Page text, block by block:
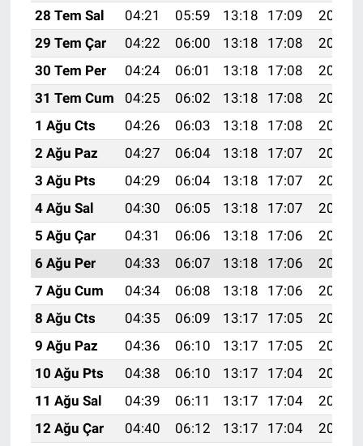
28 Tem Sal
04:21 05:59 13:18 17:09
20:27
29 Tem Çar
04:22 06:00 13:18 17:08
20:26
30 Tem Per
04:24 06:01 13:18 17:08
20:25
31 Tem Cum
04:25 06:02 13:18 17:08
20:25
1 Ağu Cts
04:26 06:03 13:18 17:08
20:24
2 Ağu Paz
04:27 06:04 13:18 17:07
20:23
3 Ağu Pts
04:29 06:04 13:18 17:07
20:22
4 Ağu Sal
04:30 06:05 13:18 17:07
20:21
5 Ağu Çar
04:31 06:06 13:18 17:06
20:20
6 Ağu Per
04:33 06:07 13:18 17:06
20:18
7 Ağu Cum
04:34 06:08 13:18 17:06
20:17
8 Ağu Cts
04:35 06:09 13:17 17:05
20:16
9 Ağu Paz
04:36 06:10 13:17 17:05
20:15
10 Ağu Pts
04:38 06:10 13:17 17:04
20:14
11 Ağu Sal
04:39 06:11 13:17 17:04
20:13
12 Ağu Çar
04:40 06:12 13:17 17:04
20:12